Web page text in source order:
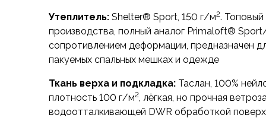
Сушилки для обуви
Клей
Ледоступы
Аксессуары
Варежки и перчатки
Варежки
Зимние перчатки
Утеплитель: Shelter® Sport, 150 г/м2. Топовый
производства, полный аналог Primaloft®
сопротивлением деформации, предназначен
пакуемых спальных мешках и одежде
Ткань верха и подкладка: Таслан, 100%
плотность 100 г/м2, лёгкая, но прочная
водоотталкивающей DWR обработкой